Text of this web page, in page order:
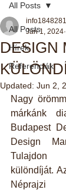
All Posts
Hírek
Referenciák
All Posts
DESIGN
info1848281
Jan 1, 2024
Updated: Jun 2,
Nagy
márkánk
Budapest
Design
Tulajdon
különdíját.
Néprajzi